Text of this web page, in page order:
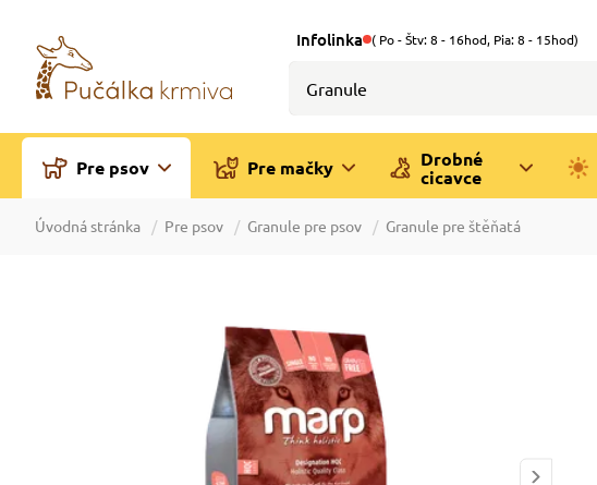
Infolinka ( Po - Štv: 8 - 16hod, Pia: 8 - 15hod)
Pre psov Pre mačky
Drobné
cicavce
Úvodná stránka Pre psov Granule pre psov Granule pre štěňatá